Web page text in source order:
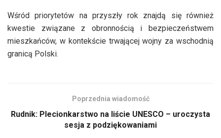
Wśród priorytetów na przyszły rok znajdą się również
kwestie związane z obronnością i bezpieczeństwem
mieszkańców, w kontekście trwającej wojny za wschodnią
granicą Polski.
Poprzednia wiadomość
Rudnik: Plecionkarstwo na liście UNESCO – uroczysta
sesja z podziękowaniami